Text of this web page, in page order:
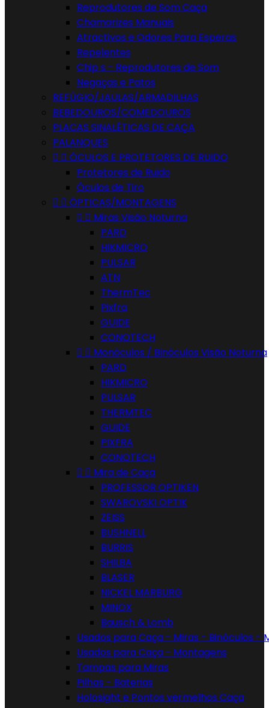
Reprodutores de Som Caça
Chamarizes Manuais
Atractivos e Odores Para Esperas
Repelentes
Chip s - Reprodutores de Som
Negaças e Patos
REFÚGIO/JAULAS/ARMADILHAS
BEBEDOUROS/COMEDOUROS
PLACAS SINALÉTICAS DE CAÇA
PALANQUES
  ÓCULOS E PROTETORES DE RUIDO
Protetores de Ruido
Óculos de Tiro
  ÓPTICAS/MONTAGENS
  Miras Visão Noturna
PARD
HIKMICRO
PULSAR
ATN
ThermTec
Pixfra
GUIDE
CONOTECH
  Monóculos / Binóculos Visão Noturna
PARD
HIKMICRO
PULSAR
THERMTEC
GUIDE
PIXFRA
CONOTECH
  Mira de Caça
PROFESSOR OPTIKEN
SWAROVSKI OPTIK
ZEISS
BUSHNELL
BURRIS
SHILBA
BLASER
NICKEL MARBURG
MINOX
Bausch & Lomb
Usados para Caça - Miras - Binóculos -
Usados para Caça - Montagens
Tampas para Miras
Pilhas - Baterias
Holosight e Pontos vermelhos Caça